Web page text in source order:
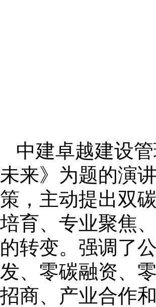
中建卓越建设
未来》为题的演
策，主动提出双
培育、专业聚焦
的转变。强调了
发、零碳融资、
招商、产业合作